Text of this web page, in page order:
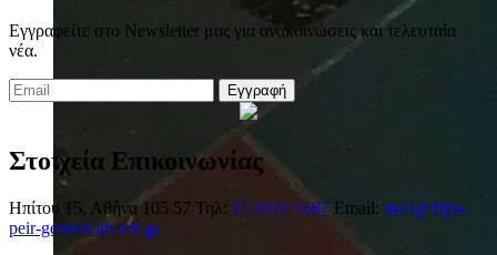
Εγγραφείτε στο Newsletter μας για ανακοινώσεις και τελευταία
νέα.
Εγγραφή
Στοιχεία Επικοινωνίας
Ηπίτου 15, Αθήνα 105 57 Τηλ: 21 0322 1687 Email: mail@1lyk-
peir-gennad.att.sch.gr